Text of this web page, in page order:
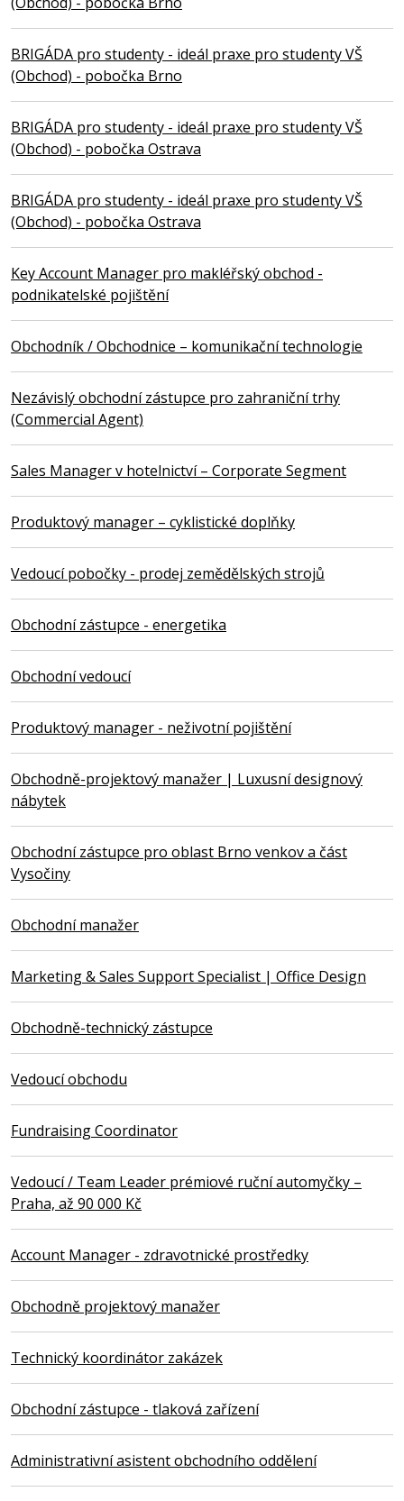
BRIGÁDA pro studenty - ideál praxe pro studenty VŠ
(Obchod) - pobočka Brno
BRIGÁDA pro studenty - ideál praxe pro studenty VŠ
(Obchod) - pobočka Ostrava
BRIGÁDA pro studenty - ideál praxe pro studenty VŠ
(Obchod) - pobočka Ostrava
Key Account Manager pro makléřský obchod -
podnikatelské pojištění
Obchodník / Obchodnice – komunikační technologie
Nezávislý obchodní zástupce pro zahraniční trhy
(Commercial Agent)
Sales Manager v hotelnictví – Corporate Segment
Produktový manager – cyklistické doplňky
Vedoucí pobočky - prodej zemědělských strojů
Obchodní zástupce - energetika
Obchodní vedoucí
Produktový manager - neživotní pojištění
Obchodně-projektový manažer | Luxusní designový
nábytek
Obchodní zástupce pro oblast Brno venkov a část
Vysočiny
Obchodní manažer
Marketing & Sales Support Specialist | Office Design
Obchodně-technický zástupce
Vedoucí obchodu
Fundraising Coordinator
Vedoucí / Team Leader prémiové ruční automyčky –
Praha, až 90 000 Kč
Account Manager - zdravotnické prostředky
Obchodně projektový manažer
Technický koordinátor zakázek
Obchodní zástupce - tlaková zařízení
Administrativní asistent obchodního oddělení